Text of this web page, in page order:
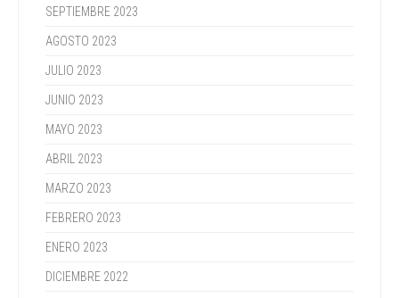
SEPTIEMBRE 2023
AGOSTO 2023
JULIO 2023
JUNIO 2023
MAYO 2023
ABRIL 2023
MARZO 2023
FEBRERO 2023
ENERO 2023
DICIEMBRE 2022